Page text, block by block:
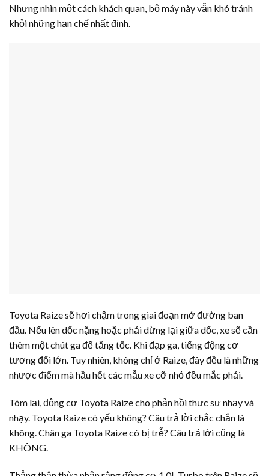
Nhưng nhìn một cách khách quan, bộ máy này vẫn khó tránh
khỏi những hạn chế nhất định.
Toyota Raize sẽ hơi chậm trong giai đoạn mở đường ban
đầu. Nếu lên dốc nặng hoặc phải dừng lại giữa dốc, xe sẽ cần
thêm một chút ga để tăng tốc. Khi đạp ga, tiếng động cơ
tương đối lớn. Tuy nhiên, không chỉ ở Raize, đây đều là những
nhược điểm mà hầu hết các mẫu xe cỡ nhỏ đều mắc phải.
Tóm lại, động cơ Toyota Raize cho phản hồi thực sự nhạy và
nhạy. Toyota Raize có yếu không? Câu trả lời chắc chắn là
không. Chân ga Toyota Raize có bị trễ? Câu trả lời cũng là
KHÔNG.